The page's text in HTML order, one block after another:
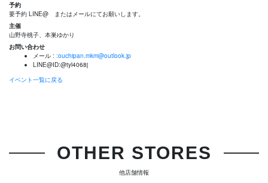
予約
要予約 LINE@ またはメールにてお願いします。
主催
山野寺桃子、本巣ゆかり
お問い合わせ
メール : :ouchipan.mkm@outlook.jp
LINE@ID:@tyl4068j
イベント一覧に戻る
OTHER STORES
他店舗情報